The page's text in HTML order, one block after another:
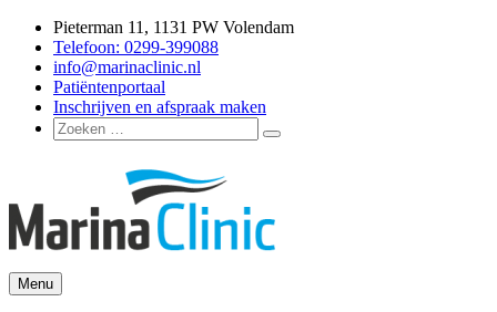
naar
inhoud
Pieterman 11, 1131 PW Volendam
Telefoon: 0299-399088
info@marinaclinic.nl
Patiëntenportaal
Inschrijven en afspraak maken
Zoeken
naar:
Zoeken
Marina Clinic
Omdat u goed in uw vel mag zitten.
Menu